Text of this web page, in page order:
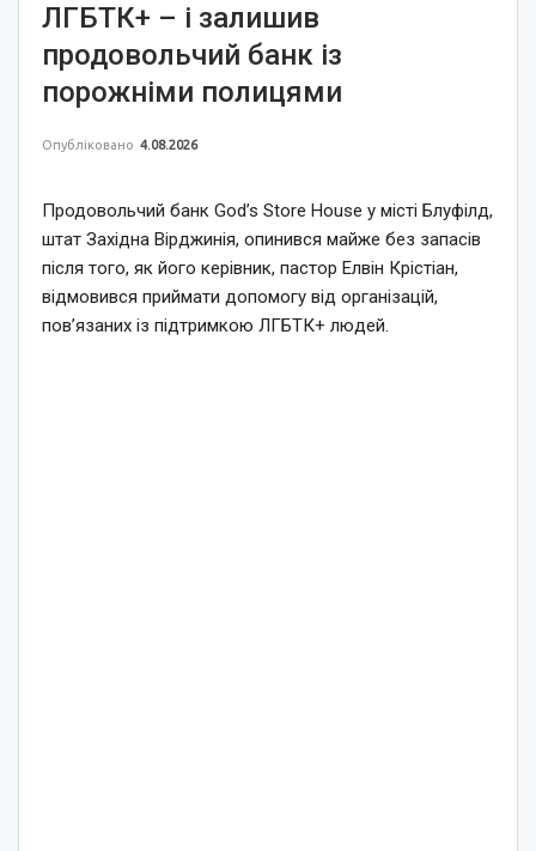
ЛГБТК+ – і залишив
продовольчий банк із
порожніми полицями
Опубліковано 4.08.2026
Продовольчий банк God’s Store House у місті Блуфілд,
штат Західна Вірджинія, опинився майже без запасів
після того, як його керівник, пастор Елвін Крістіан,
відмовився приймати допомогу від організацій,
пов’язаних із підтримкою ЛГБТК+ людей.